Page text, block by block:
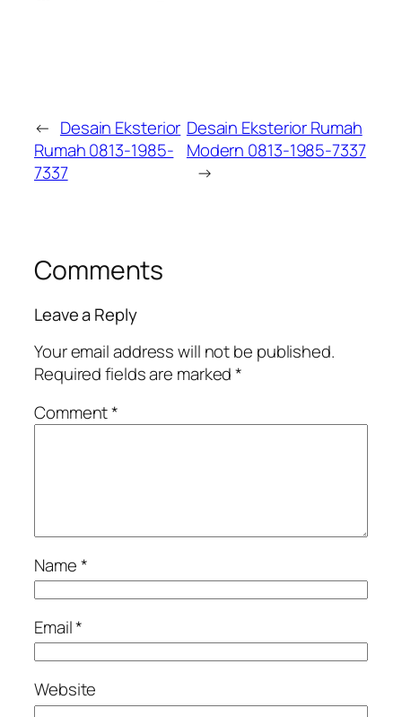
← Desain Eksterior
Rumah 0813-1985-
7337
Desain Eksterior Rumah
Modern 0813-1985-7337
→
Comments
Leave a Reply
Your email address will not be published.
Required fields are marked*
Comment*
Name*
Email*
Website